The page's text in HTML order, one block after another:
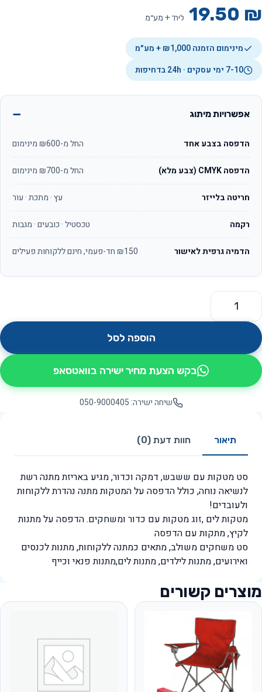
19.50 ₪ ליח׳ + מע״מ
מינימום הזמנה ₪1,000 + מע״מ
7-10 ימי עסקים · 24h בדחיפות
אפשרויות מיתוג
הדפסה בצבע אחד החל מ-₪600 מינימום
הדפסה CMYK (צבע מלא) החל מ-₪700 מינימום
חריטה בלייזר עץ · מתכת · עור
רקמה טכסטיל · כובעים · מגבות
הדמיה גרפית לאישור ₪150 חד-פעמי, חינם ללקוחות פעילים
כמות של מטקות משחקי לוח דמקה שש-בש ושחמט דגם סקווש
הוספה לסל
בקש הצעת מחיר ישירה בוואטסאפ
שיחה ישירה: 050-9000405
תיאור חוות דעת (0)
סט מטקות עם ששבש, דמקה וכדור, מגיע באריזת מתנה רשת
לנשיאה נוחה, כולל הדפסה על המטקות מתנה נהדרת ללקוחות
ולעובדים!
מטקות לים ,זוג מטקות עם כדור ומשחקים. הדפסה על מתנות
לקיץ, מתקות עם הדפסה
סט משחקים משולב, מתאים כמתנה ללקוחות, מתנות לכנסים
ואירועים, מתנות לילדים, מתנות לים,מתנות פנאי וכייף
מוצרים קשורים